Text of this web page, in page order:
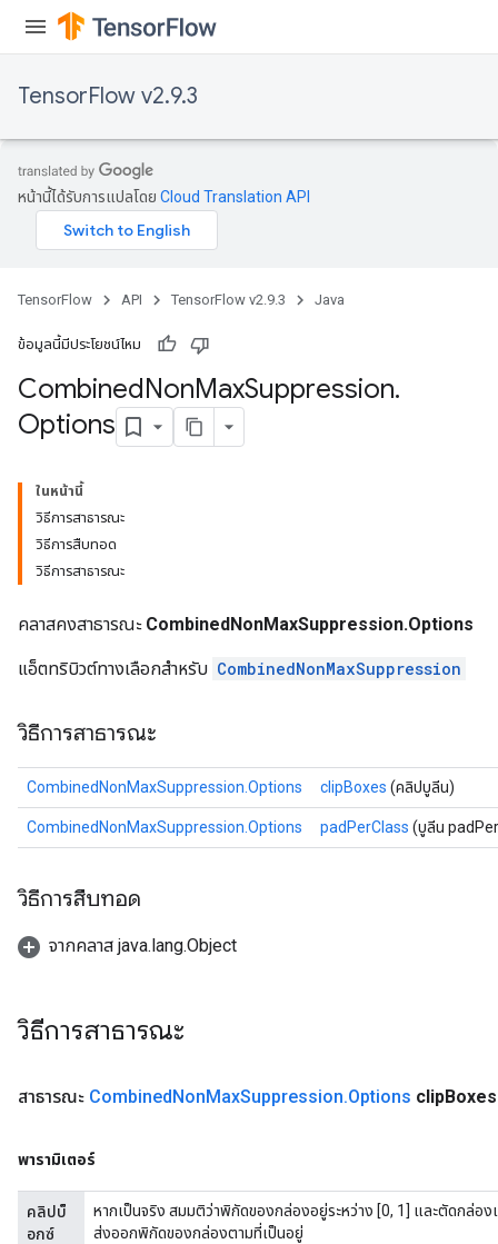
TensorFlow v2.9.3
หน้านี้ได้รับการแปลโดย Cloud Translation API
TensorFlow API TensorFlow v2.9.3 Java
ข้อมูลนี้มีประโยชน์ไหม
CombinedNonMaxSuppression.
Options
ในหน้านี้
วิธีการสาธารณะ
วิธีการสืบทอด
วิธีการสาธารณะ
คลาสคงสาธารณะ CombinedNonMaxSuppression.Options
แอ็ตทริบิวต์ทางเลือกสำหรับ CombinedNonMaxSuppression
วิธีการสาธารณะ
CombinedNonMaxSuppression.Options clipBoxes (คลิปบูลีน)
CombinedNonMaxSuppression.Options padPerClass (บูลีน
วิธีการสืบทอด
จากคลาส java.lang.Object
วิธีการสาธารณะ
สาธารณะ CombinedNonMaxSuppression.Options clipBoxes
พารามิเตอร์
คลิปบ็
อกซ์
หากเป็นจริง สมมติว่าพิกัดของกล่องอยู่ระหว่าง [0, 1] และตัดกล่อง
ส่งออกพิกัดของกล่องตามที่เป็นอยู่